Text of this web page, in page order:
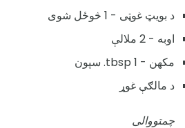
د بویټ غوټی - 1 څوځل شوی
اوبه - 2 ملالې
مکھن - 1 tbsp. سپون
د مالګې غوړ
چمتووالی